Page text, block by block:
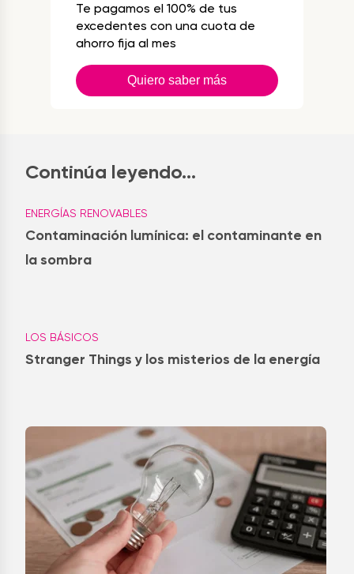
Te pagamos el 100% de tus
excedentes con una cuota de
ahorro fija al mes
Quiero saber más
Continúa leyendo...
ENERGÍAS RENOVABLES
Contaminación lumínica: el contaminante en
la sombra
LOS BÁSICOS
Stranger Things y los misterios de la energía